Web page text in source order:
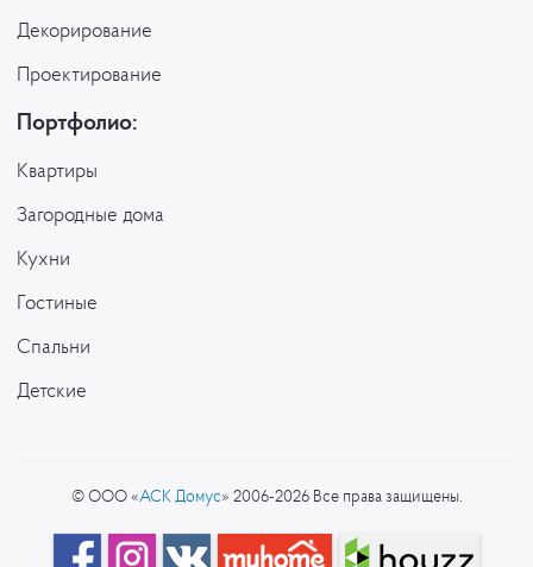
Декорирование
Проектирование
Портфолио:
Квартиры
Загородные дома
Кухни
Гостиные
Спальни
Детские
© ООО «АСК Домус» 2006-2026 Все права защищены.